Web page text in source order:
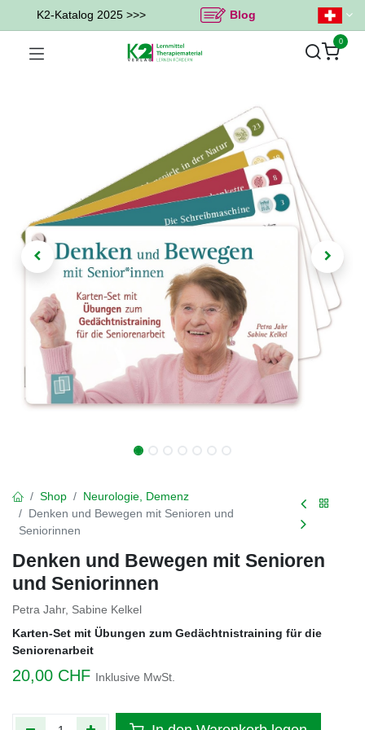
K2-Katalog 2025 >>> Blog
0
Shop
Neurologie, Demenz
Denken und Bewegen mit Senioren und
Seniorinnen
Denken und Bewegen mit Senioren
und Seniorinnen
Petra Jahr, Sabine Kelkel
Karten-Set mit Übungen zum Gedächtnistraining für die
Seniorenarbeit
20,00 CHF Inklusive MwSt.